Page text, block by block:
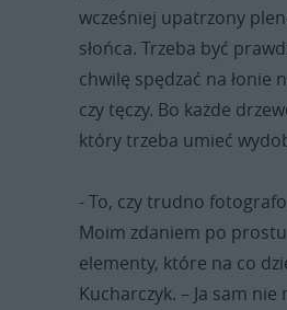
wcześniej upatrzony
słońca. Trzeba być
chwilę spędzać na łonie
czy tęczy. Bo każde
który trzeba umieć
- To, czy trudno
Moim zdaniem po
elementy, które na co
Kucharczyk. – Ja sam